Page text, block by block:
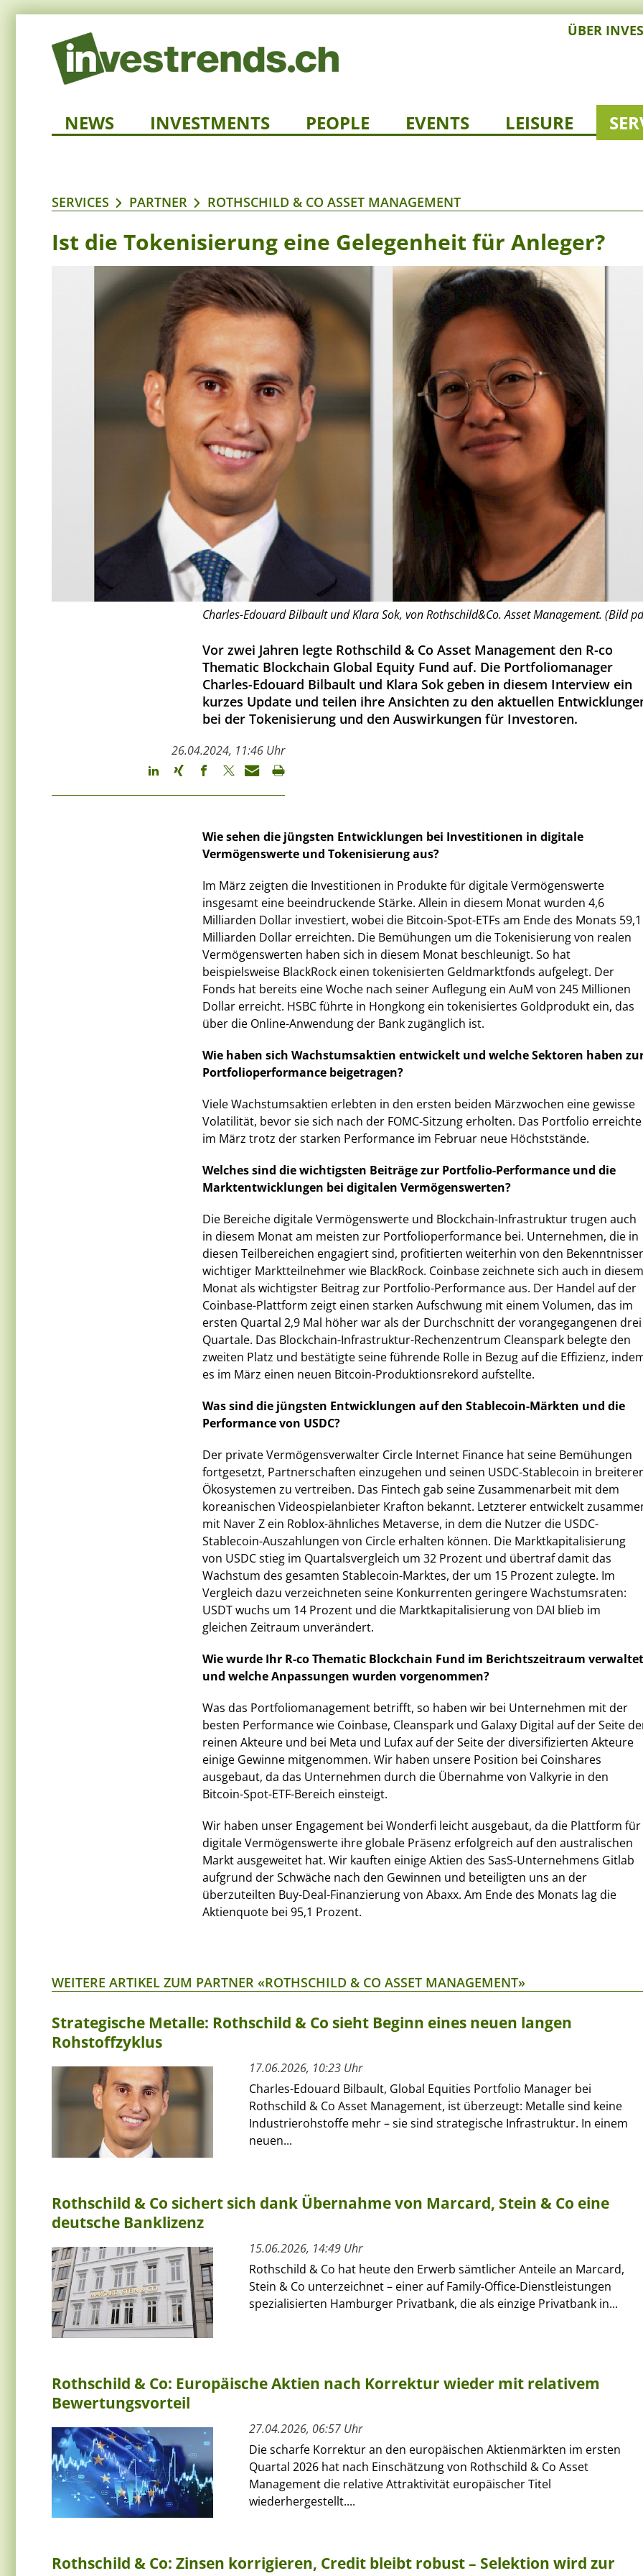
ÜBER
NEWS INVESTMENTS PEOPLE EVENTS LEISURE
SERVICES PARTNER ROTHSCHILD & CO ASSET MANAGEMENT
Ist die Tokenisierung eine Gelegenheit für Anleger?
Charles-Edouard Bilbault und Klara Sok, von Rothschild&Co. Asset Management. (Bild
Vor zwei Jahren legte Rothschild & Co Asset Management den R-co
Thematic Blockchain Global Equity Fund auf. Die Portfoliomanager
Charles-Edouard Bilbault und Klara Sok geben in diesem Interview ein
kurzes Update und teilen ihre Ansichten zu den aktuellen
bei der Tokenisierung und den Auswirkungen für Investoren.
26.04.2024, 11:46 Uhr
Wie sehen die jüngsten Entwicklungen bei Investitionen in digitale
Vermögenswerte und Tokenisierung aus?
Im März zeigten die Investitionen in Produkte für digitale Vermögenswerte
insgesamt eine beeindruckende Stärke. Allein in diesem Monat wurden 4,6
Milliarden Dollar investiert, wobei die Bitcoin-Spot-ETFs am Ende des Monats 59,1
Milliarden Dollar erreichten. Die Bemühungen um die Tokenisierung von realen
Vermögenswerten haben sich in diesem Monat beschleunigt. So hat
beispielsweise BlackRock einen tokenisierten Geldmarktfonds aufgelegt. Der
Fonds hat bereits eine Woche nach seiner Auflegung ein AuM von 245 Millionen
Dollar erreicht. HSBC führte in Hongkong ein tokenisiertes Goldprodukt ein, das
über die Online-Anwendung der Bank zugänglich ist.
Wie haben sich Wachstumsaktien entwickelt und welche Sektoren haben
Portfolioperformance beigetragen?
Viele Wachstumsaktien erlebten in den ersten beiden Märzwochen eine gewisse
Volatilität, bevor sie sich nach der FOMC-Sitzung erholten. Das Portfolio erreichte
im März trotz der starken Performance im Februar neue Höchststände.
Welches sind die wichtigsten Beiträge zur Portfolio-Performance und die
Marktentwicklungen bei digitalen Vermögenswerten?
Die Bereiche digitale Vermögenswerte und Blockchain-Infrastruktur trugen auch
in diesem Monat am meisten zur Portfolioperformance bei. Unternehmen, die in
diesen Teilbereichen engagiert sind, profitierten weiterhin von den
wichtiger Marktteilnehmer wie BlackRock. Coinbase zeichnete sich auch in diesem
Monat als wichtigster Beitrag zur Portfolio-Performance aus. Der Handel auf der
Coinbase-Plattform zeigt einen starken Aufschwung mit einem Volumen, das im
ersten Quartal 2,9 Mal höher war als der Durchschnitt der vorangegangenen drei
Quartale. Das Blockchain-Infrastruktur-Rechenzentrum Cleanspark belegte den
zweiten Platz und bestätigte seine führende Rolle in Bezug auf die Effizienz,
es im März einen neuen Bitcoin-Produktionsrekord aufstellte.
Was sind die jüngsten Entwicklungen auf den Stablecoin-Märkten und die
Performance von USDC?
Der private Vermögensverwalter Circle Internet Finance hat seine Bemühungen
fortgesetzt, Partnerschaften einzugehen und seinen USDC-Stablecoin in
Ökosystemen zu vertreiben. Das Fintech gab seine Zusammenarbeit mit dem
koreanischen Videospielanbieter Krafton bekannt. Letzterer entwickelt
mit Naver Z ein Roblox-ähnliches Metaverse, in dem die Nutzer die USDC-
Stablecoin-Auszahlungen von Circle erhalten können. Die Marktkapitalisierung
von USDC stieg im Quartalsvergleich um 32 Prozent und übertraf damit das
Wachstum des gesamten Stablecoin-Marktes, der um 15 Prozent zulegte. Im
Vergleich dazu verzeichneten seine Konkurrenten geringere Wachstumsraten:
USDT wuchs um 14 Prozent und die Marktkapitalisierung von DAI blieb im
gleichen Zeitraum unverändert.
Wie wurde Ihr R-co Thematic Blockchain Fund im Berichtszeitraum
und welche Anpassungen wurden vorgenommen?
Was das Portfoliomanagement betrifft, so haben wir bei Unternehmen mit der
besten Performance wie Coinbase, Cleanspark und Galaxy Digital auf der Seite
reinen Akteure und bei Meta und Lufax auf der Seite der diversifizierten Akteure
einige Gewinne mitgenommen. Wir haben unsere Position bei Coinshares
ausgebaut, da das Unternehmen durch die Übernahme von Valkyrie in den
Bitcoin-Spot-ETF-Bereich einsteigt.
Wir haben unser Engagement bei Wonderfi leicht ausgebaut, da die Plattform für
digitale Vermögenswerte ihre globale Präsenz erfolgreich auf den australischen
Markt ausgeweitet hat. Wir kauften einige Aktien des SasS-Unternehmens Gitlab
aufgrund der Schwäche nach den Gewinnen und beteiligten uns an der
überzuteilten Buy-Deal-Finanzierung von Abaxx. Am Ende des Monats lag die
Aktienquote bei 95,1 Prozent.
WEITERE ARTIKEL ZUM PARTNER «ROTHSCHILD & CO ASSET MANAGEMENT»
Strategische Metalle: Rothschild & Co sieht Beginn eines neuen langen
Rohstoffzyklus
17.06.2026, 10:23 Uhr
Charles-Edouard Bilbault, Global Equities Portfolio Manager bei
Rothschild & Co Asset Management, ist überzeugt: Metalle sind keine
Industrierohstoffe mehr – sie sind strategische Infrastruktur. In einem
neuen...
Rothschild & Co sichert sich dank Übernahme von Marcard, Stein & Co eine
deutsche Banklizenz
15.06.2026, 14:49 Uhr
Rothschild & Co hat heute den Erwerb sämtlicher Anteile an Marcard,
Stein & Co unterzeichnet – einer auf Family-Office-Dienstleistungen
spezialisierten Hamburger Privatbank, die als einzige Privatbank in...
Rothschild & Co: Europäische Aktien nach Korrektur wieder mit relativem
Bewertungsvorteil
27.04.2026, 06:57 Uhr
Die scharfe Korrektur an den europäischen Aktienmärkten im ersten
Quartal 2026 hat nach Einschätzung von Rothschild & Co Asset
Management die relative Attraktivität europäischer Titel
wiederhergestellt....
Rothschild & Co: Zinsen korrigieren, Credit bleibt robust – Selektion wird zur